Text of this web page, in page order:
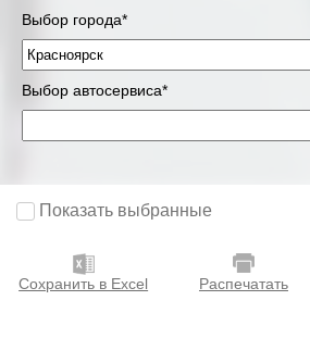
Выбор города*
Выбор автосервиса*
Показать выбранные
Сохранить в Excel Распечатать